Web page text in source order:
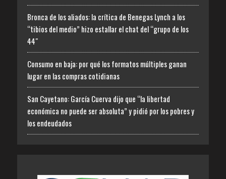
Bronca de los aliados: la crítica de Benegas Lynch a los
“tibios del medio” hizo estallar el chat del “grupo de los
44″
Consumo en baja: por qué los formatos múltiples ganan
lugar en las compras cotidianas
San Cayetano: García Cuerva dijo que “la libertad
económica no puede ser absoluta” y pidió por los pobres y
los endeudados